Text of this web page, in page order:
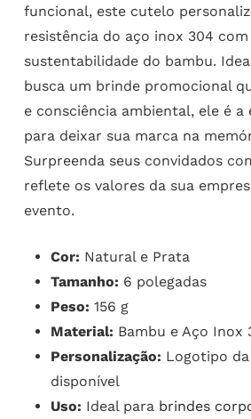
funcional, este cutelo
resistência do aço inox 304 com
sustentabilidade do bambu.
busca um brinde promocional
e consciência ambiental, ele é a
para deixar sua marca na
Surpreenda seus convidados
reflete os valores da sua
evento.
Cor: Natural e Prata
Tamanho: 6 polegadas
Peso: 156 g
Material: Bambu e Aço Inox
Personalização: Logotipo
disponível
Uso: Ideal para brindes